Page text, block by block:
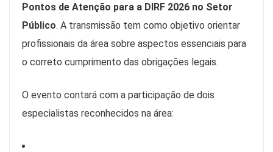
Pontos de Atenção para a DIRF 2026 no Setor
Público. A transmissão tem como objetivo orientar
profissionais da área sobre aspectos essenciais para
o correto cumprimento das obrigações legais.
O evento contará com a participação de dois
especialistas reconhecidos na área: